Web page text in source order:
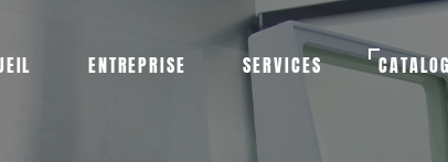
ENTREPRISE SERVICES